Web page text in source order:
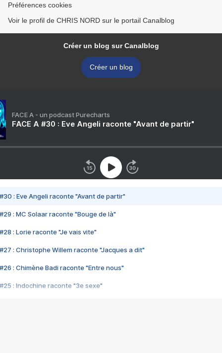
Préférences cookies
Voir le profil de CHRIS NORD sur le portail Canalblog
Créer un blog sur Canalblog
Créer un blog
FACE A - un podcast Purecharts
FACE A #30 : Eve Angeli raconte "Avant de partir"
#30 : Eve Angeli raconte "Avant de partir"
#29 : MC Solaar raconte "Bouge de là"
#28 : Lorie raconte "Je vais vite"
#27 : Christophe Willem raconte "Jacques a dit"
#26 : Chimène Badi raconte "Entre nous"
#25 : Indochine raconte "3e sexe"